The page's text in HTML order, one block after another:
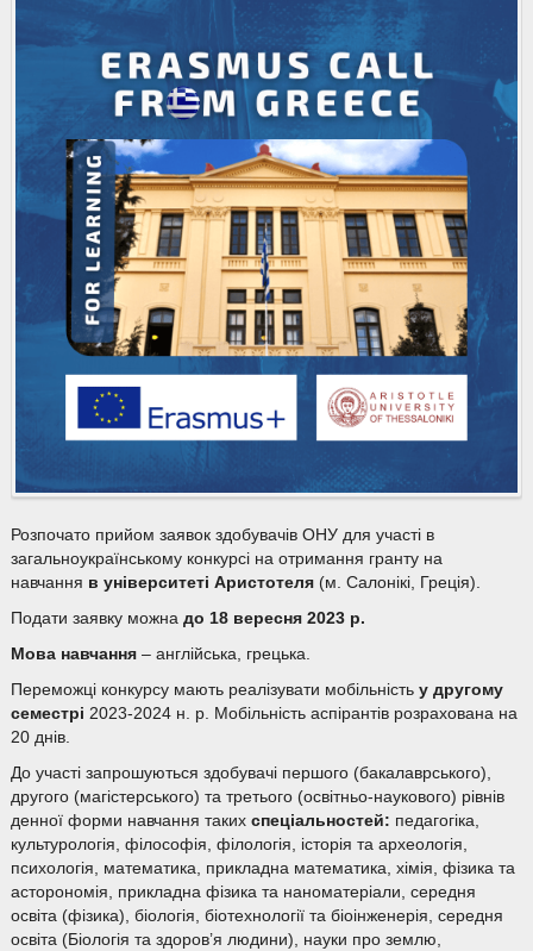
Розпочато прийом заявок здобувачів ОНУ для участі в
загальноукраїнському конкурсі на отримання гранту на
навчання в університеті Аристотеля(м. Салонікі, Греція).
Подати заявку можна до 18 вересня 2023 р.
Мова навчання– англійська, грецька.
Переможці конкурсу мають реалізувати мобільність у другому
семестрі 2023-2024 н. р. Мобільність аспірантів розрахована на
20 днів.
До участі запрошуються здобувачі першого (бакалаврського),
другого (магістерського) та третього (освітньо-наукового) рівнів
денної форми навчання таких спеціальностей: педагогіка,
культурологія, філософія, філологія, історія та археологія,
психологія, математика, прикладна математика, хімія, фізика та
асторономія, прикладна фізика та наноматеріали, середня
освіта (фізика), біологія, біотехнології та біоінженерія, середня
освіта (Біологія та здоров’я людини), науки про землю,